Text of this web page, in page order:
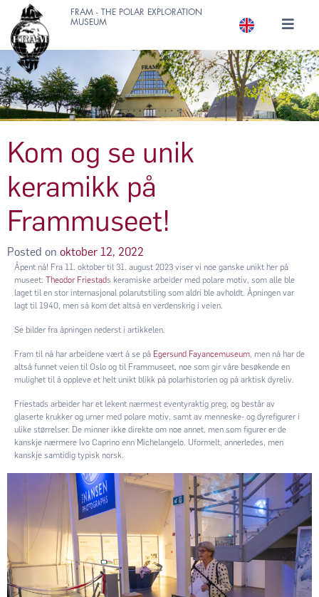
FRAM - THE POLAR EXPLORATION
MUSEUM
Kom og se unik
keramikk på
Frammuseet!
Posted on oktober 12, 2022
Åpent nå! Fra 11. oktober til 31. august 2023 viser vi noe ganske unikt her på
museet: Theodor Friestads keramiske arbeider med polare motiv, som alle ble
laget til en stor internasjonal polarutstiling som aldri ble avholdt. Åpningen var
lagt til 1940, men så kom det altså en verdenskrig i veien.
Se bilder fra åpningen nederst i artikkelen.
Fram til nå har arbeidene vært å se på Egersund Fayancemuseum, men nå har de
altså funnet veien til Oslo og til Frammuseet, noe som gir våre besøkende en
mulighet til å oppleve et helt unikt blikk på polarhistorien og på arktisk dyreliv.
Friestads arbeider har et lekent nærmest eventyraktig preg, og består av
glaserte krukker og urner med polare motiv, samt av menneske- og dyrefigurer i
ulike størrelser. De minner ikke direkte om noe annet, men som figurer er de
kanskje nærmere Ivo Caprino enn Michelangelo. Uformelt, annerledes, men
kanskje samtidig typisk norsk.